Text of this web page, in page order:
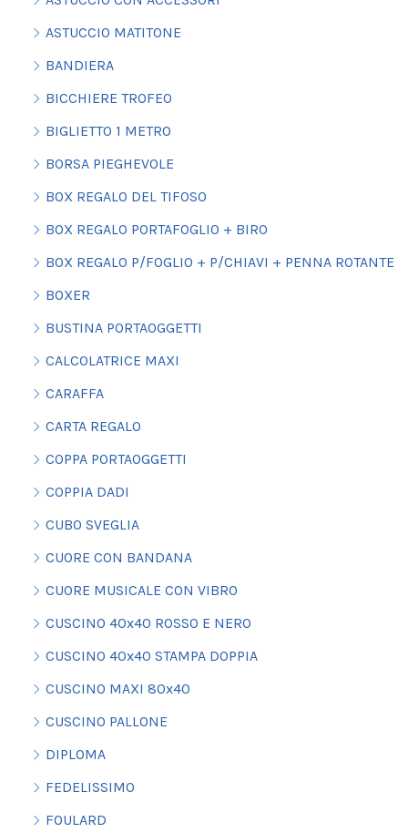
ASTUCCIO MATITONE
BANDIERA
BICCHIERE TROFEO
BIGLIETTO 1 METRO
BORSA PIEGHEVOLE
BOX REGALO DEL TIFOSO
BOX REGALO PORTAFOGLIO + BIRO
BOX REGALO P/FOGLIO + P/CHIAVI + PENNA ROTANTE
BOXER
BUSTINA PORTAOGGETTI
CALCOLATRICE MAXI
CARAFFA
CARTA REGALO
COPPA PORTAOGGETTI
COPPIA DADI
CUBO SVEGLIA
CUORE CON BANDANA
CUORE MUSICALE CON VIBRO
CUSCINO 40x40 ROSSO E NERO
CUSCINO 40x40 STAMPA DOPPIA
CUSCINO MAXI 80x40
CUSCINO PALLONE
DIPLOMA
FEDELISSIMO
FOULARD